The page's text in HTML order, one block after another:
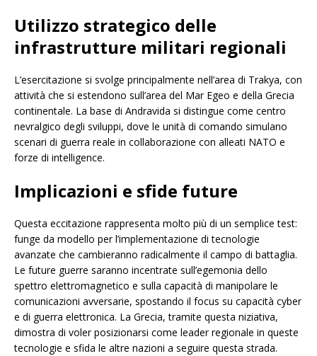
Utilizzo strategico delle
infrastrutture militari regionali
L’esercitazione si svolge principalmente nell’area di Trakya, con
attività che si estendono sull’area del Mar Egeo e della Grecia
continentale. La base di Andravida si distingue come centro
nevralgico degli sviluppi, dove le unità di comando simulano
scenari di guerra reale in collaborazione con alleati NATO e
forze di intelligence.
Implicazioni e sfide future
Questa eccitazione rappresenta molto più di un semplice test:
funge da modello per l’implementazione di tecnologie
avanzate che cambieranno radicalmente il campo di battaglia.
Le future guerre saranno incentrate sull’egemonia dello
spettro elettromagnetico e sulla capacità di manipolare le
comunicazioni avversarie, spostando il focus su capacità cyber
e di guerra elettronica. La Grecia, tramite questa niziativa,
dimostra di voler posizionarsi come leader regionale in queste
tecnologie e sfida le altre nazioni a seguire questa strada.